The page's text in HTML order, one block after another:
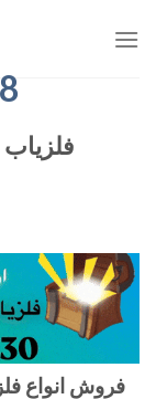
فلزیاب
فروش انواع